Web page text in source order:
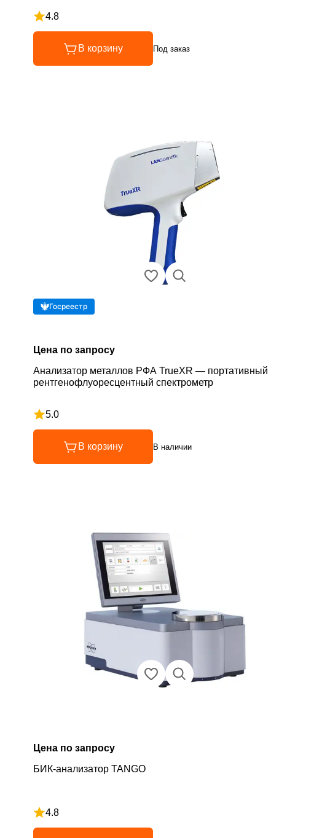
4.8
Рейтинг 4.8 из 5
В корзину Под заказ
Госреестр
Цена по запросу
Анализатор металлов РФА TrueXR — портативный
рентгенофлуоресцентный спектрометр
5.0
Рейтинг 5 из 5
В корзину В наличии
Цена по запросу
БИК-анализатор TANGO
4.8
Рейтинг 4.8 из 5